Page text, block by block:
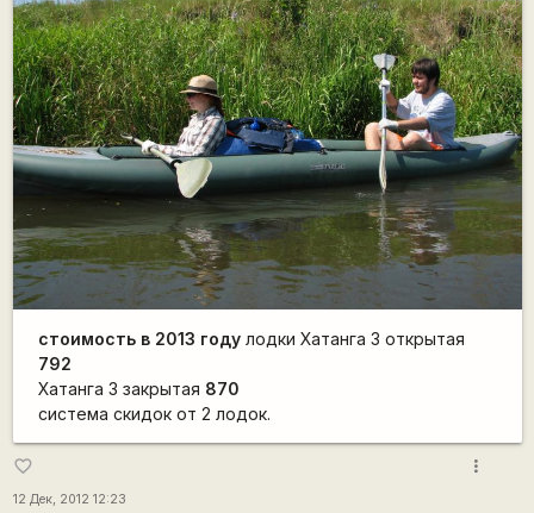
стоимость в 2013 годулодки Хатанга 3 открытая
792
Хатанга 3 закрытая 870
система скидок от 2 лодок.
favorite_border
12 Дек, 2012 12:23
more_vert